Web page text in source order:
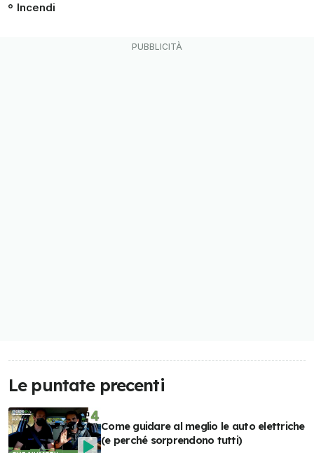
Incendi
Le puntate precenti
Come guidare al meglio le auto elettriche
(e perché sorprendono tutti)